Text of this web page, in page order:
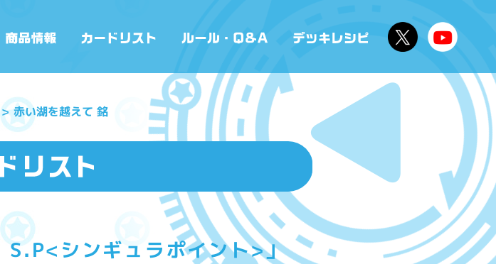
赤い湖を越えて 銘
S.P<シンギュラポイント>」